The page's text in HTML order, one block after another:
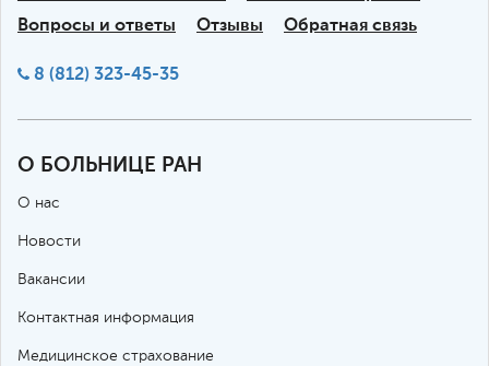
Вопросы и ответы
Отзывы Обратная связь
8 (812) 323-45-35
О БОЛЬНИЦЕ РАН
О нас
Новости
Вакансии
Контактная информация
Медицинское страхование